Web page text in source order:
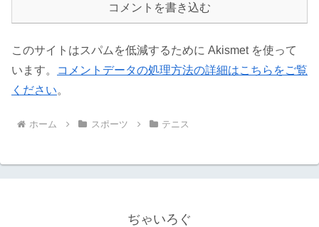
コメントを書き込む
このサイトはスパムを低減するために Akismet を使って
います。
コメントデータの処理方法の詳細はこちらをご覧
ください。
ホーム スポーツ テニス
ぢゃいろぐ